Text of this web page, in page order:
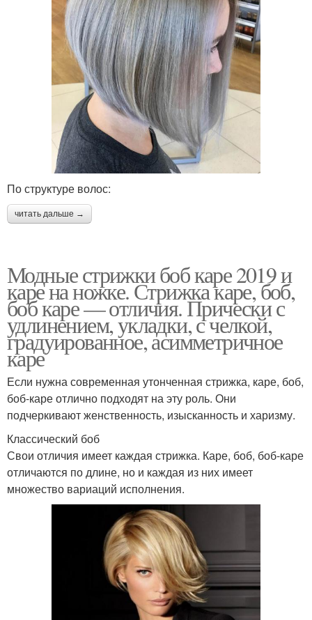
По структуре волос:
читать дальше →
Модные стрижки боб каре 2019 и
каре на ножке. Стрижка каре, боб,
боб каре — отличия. Прически с
удлинением, укладки, с челкой,
градуированное, асимметричное
каре
Если нужна современная утонченная стрижка, каре, боб,
боб-каре отлично подходят на эту роль. Они
подчеркивают женственность, изысканность и харизму.
Классический боб
Свои отличия имеет каждая стрижка. Каре, боб, боб-каре
отличаются по длине, но и каждая из них имеет
множество вариаций исполнения.